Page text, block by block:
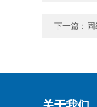
下一篇：